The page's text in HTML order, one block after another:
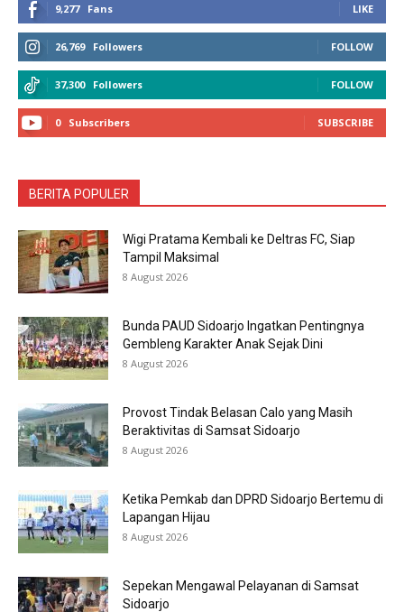
9,277 Fans LIKE
26,769 Followers FOLLOW
37,300 Followers FOLLOW
0 Subscribers SUBSCRIBE
BERITA POPULER
Wigi Pratama Kembali ke Deltras FC, Siap
Tampil Maksimal
8 August 2026
Bunda PAUD Sidoarjo Ingatkan Pentingnya
Gembleng Karakter Anak Sejak Dini
8 August 2026
Provost Tindak Belasan Calo yang Masih
Beraktivitas di Samsat Sidoarjo
8 August 2026
Ketika Pemkab dan DPRD Sidoarjo Bertemu di
Lapangan Hijau
8 August 2026
Sepekan Mengawal Pelayanan di Samsat
Sidoarjo